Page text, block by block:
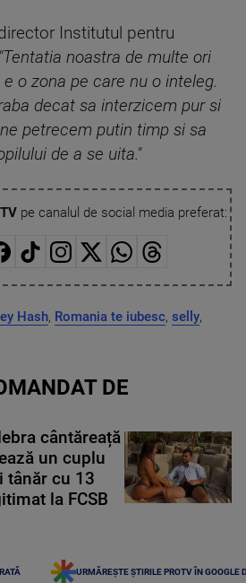
Institutul pentru
"Tentatia noastra de multe ori
o zona pe care nu o inteleg.
decat sa interzicem pur si
petrecem putin timp si sa
de a se uita."
pe canalul de social media preferat:
Hash, Romania te iubesc, selly,
DE
cântăreață
un cuplu
tânăr cu 13
la FCSB
URMĂREȘTE ȘTIRILE PROTV ÎN GOOGLE